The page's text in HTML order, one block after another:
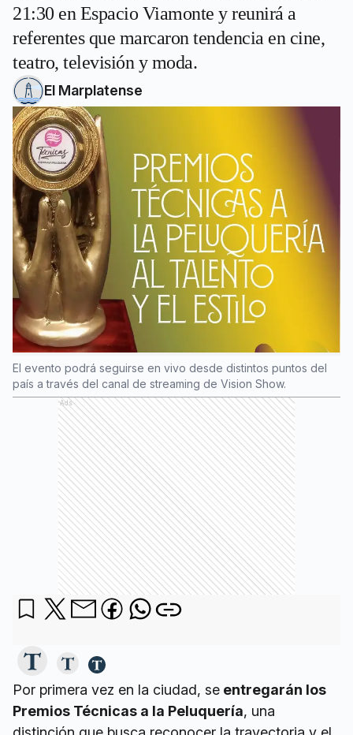
21:30 en Espacio Viamonte y reunirá a
referentes que marcaron tendencia en cine,
teatro, televisión y moda.
El Marplatense
El evento podrá seguirse en vivo desde distintos puntos del
país a través del canal de streaming de Vision Show.
Ads
Por primera vez en la ciudad, se entregarán los
Premios Técnicas a la Peluquería, una